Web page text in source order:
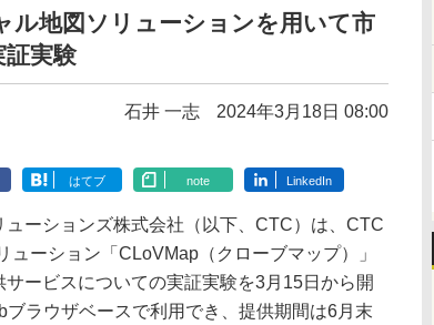
ル地図ソリューションを用いて市
証実験
石井 一志 2024年3月18日 08:00
はてブ note LinkedIn
ーションズ株式会社（以下、CTC）は、CTC
ーション「CLoVMap（クローブマップ）」
ービスについての実証実験を3月15日から開
ラウザベースで利用でき、提供期間は6月末